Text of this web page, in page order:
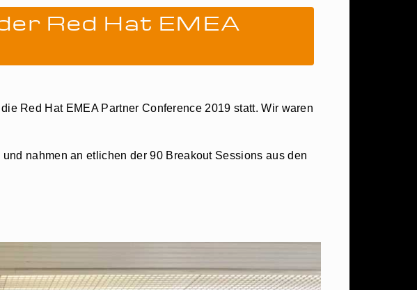
Red Hat EMEA
Red Hat EMEA Partner Conference 2019 statt. Wir waren
nahmen an etlichen der 90 Breakout Sessions aus den